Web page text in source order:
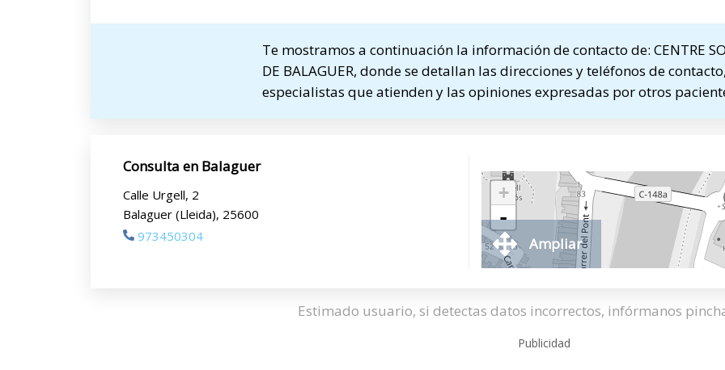
Te mostramos a continuación la información de contacto de: CENTRE
DE BALAGUER, donde se detallan las direcciones y teléfonos de
especialistas que atienden y las opiniones expresadas por otros
Consulta en Balaguer
Calle Urgell, 2
Balaguer (Lleida), 25600
973450304
+
-
Ampliar
Estimado usuario, si detectas datos incorrectos, infórmanos
Publicidad